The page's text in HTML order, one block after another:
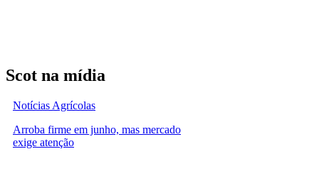
Scot na mídia
Notícias Agrícolas
Arroba firme em junho, mas mercado
exige atenção